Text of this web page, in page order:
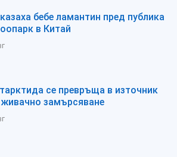
бебе ламантин пред публика
в Китай
се превръща в източник
замърсяване